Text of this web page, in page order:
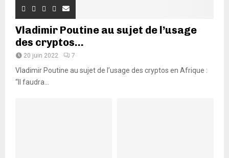
Vladimir Poutine au sujet de l’usage
des cryptos...
20 juin 2022 7
Vladimir Poutine au sujet de l’usage des cryptos en Afrique :
“Il faudra...